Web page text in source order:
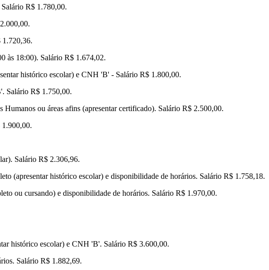
R$ 1.780,00.
1.720,36.
às 18:00). Salário R$ 1.674,02.
histórico escolar) e CNH 'B' - Salário R$ 1.800,00.
Salário R$ 1.750,00.
ou áreas afins (apresentar certificado). Salário R$ 2.500,00.
Salário R$ 2.306,96.
(apresentar histórico escolar) e disponibilidade de horários. Salário R$ 1.758,18.
ou cursando) e disponibilidade de horários. Salário R$ 1.970,00.
histórico escolar) e CNH 'B'. Salário R$ 3.600,00.
Salário R$ 1.882,69.